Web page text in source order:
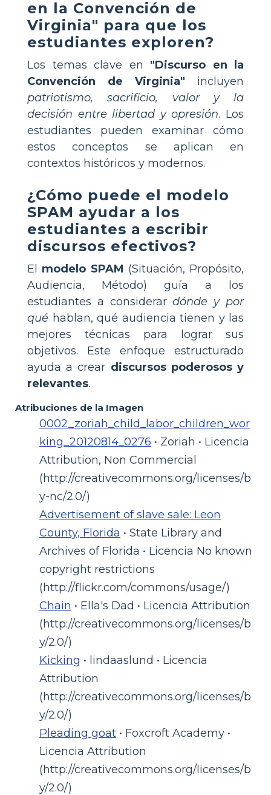
en la Convención de
Virginia" para que los
estudiantes exploren?
Los temas clave en "Discurso en la
Convención de Virginia" incluyen
patriotismo, sacrificio, valor y la
decisión entre libertad y opresión. Los
estudiantes pueden examinar cómo
estos conceptos se aplican en
contextos históricos y modernos.
¿Cómo puede el modelo
SPAM ayudar a los
estudiantes a escribir
discursos efectivos?
El modelo SPAM (Situación, Propósito,
Audiencia, Método) guía a los
estudiantes a considerardónde y por
qué hablan, qué audiencia tienen y las
mejores técnicas para lograr sus
objetivos. Este enfoque estructurado
ayuda a crear discursos poderosos y
relevantes.
Atribuciones de la Imagen
0002_zoriah_child_labor_children_wor
king_20120814_0276 • Zoriah • Licencia
Attribution, Non Commercial
(http://creativecommons.org/licenses/b
y-nc/2.0/)
Advertisement of slave sale: Leon
County, Florida • State Library and
Archives of Florida • Licencia No known
copyright restrictions
(http://flickr.com/commons/usage/)
Chain • Ella's Dad • Licencia Attribution
(http://creativecommons.org/licenses/b
y/2.0/)
Kicking • lindaaslund • Licencia
Attribution
(http://creativecommons.org/licenses/b
y/2.0/)
Pleading goat • Foxcroft Academy •
Licencia Attribution
(http://creativecommons.org/licenses/b
y/2.0/)